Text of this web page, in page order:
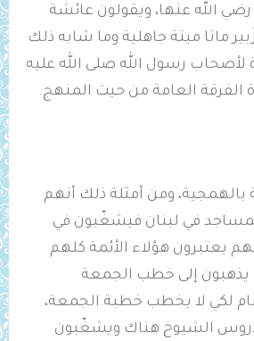
الله عنها، ويقولون عائشة
ماتا ميتة جاهلية وما شابه ذلك
لأصحاب رسول الله صلى الله عليه
الفرقة العامة من حيث المنهج.
ومن أمثلة ذلك أنهم
في لبنان فيشغّبون في
يعتبرون هؤلاء الأئمة كلهم
يذهبون إلى خطب الجمعة
لكي لا يخطب خطبة الجمعة،
الشيوخ هناك ويشغّبون